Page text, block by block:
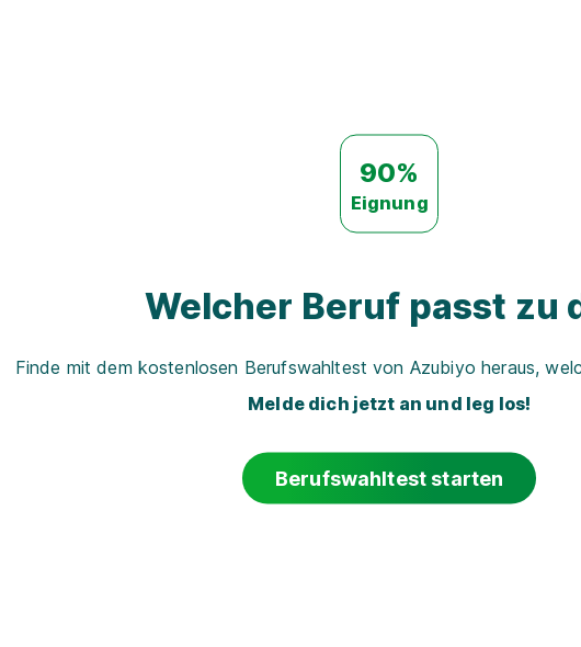
90%
Eignung
Welcher Beruf passt zu
Finde mit dem kostenlosen Berufswahltest von Azubiyo heraus,
Melde dich jetzt an und leg los!
Berufswahltest starten